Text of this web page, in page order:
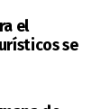
el
se